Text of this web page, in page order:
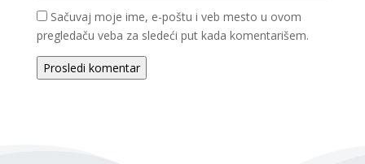
Sačuvaj moje ime, e-poštu i veb mesto u ovom
pregledaču veba za sledeći put kada komentarišem.
Prosledi komentar